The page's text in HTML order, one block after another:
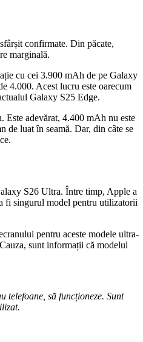
confirmate. Din păcate,
marginală.
cu cei 3.900 mAh de pe Galaxy
4.000. Acest lucru este oarecum
Galaxy S25 Edge.
Este adevărat, 4.400 mAh nu este
de luat în seamă. Dar, din câte se
S26 Ultra. Între timp, Apple a
fi singurul model pentru utilizatorii
pentru aceste modele ultra-
sunt informații că modelul
telefoane, să funcționeze. Sunt